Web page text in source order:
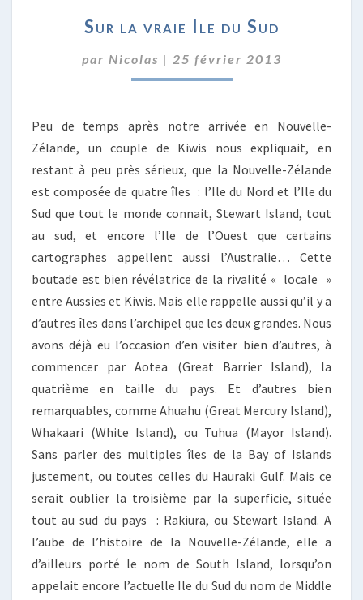
LA
ILE
DU
Sur la vraie Ile du Sud
par Nicolas | 25 février 2013
Peu de temps après notre arrivée en Nouvelle-
Zélande, un couple de Kiwis nous expliquait, en
restant à peu près sérieux, que la Nouvelle-Zélande
est composée de quatre îles : l’Ile du Nord et l’Ile du
Sud que tout le monde connait, Stewart Island, tout
au sud, et encore l’Ile de l’Ouest que certains
cartographes appellent aussi l’Australie… Cette
boutade est bien révélatrice de la rivalité « locale »
entre Aussies et Kiwis. Mais elle rappelle aussi qu’il y a
d’autres îles dans l’archipel que les deux grandes. Nous
avons déjà eu l’occasion d’en visiter bien d’autres, à
commencer par Aotea (Great Barrier Island), la
quatrième en taille du pays. Et d’autres bien
remarquables, comme Ahuahu (Great Mercury Island),
Whakaari (White Island), ou Tuhua (Mayor Island).
Sans parler des multiples îles de la Bay of Islands
justement, ou toutes celles du Hauraki Gulf. Mais ce
serait oublier la troisième par la superficie, située
tout au sud du pays : Rakiura, ou Stewart Island. A
l’aube de l’histoire de la Nouvelle-Zélande, elle a
d’ailleurs porté le nom de South Island, lorsqu’on
appelait encore l’actuelle Ile du Sud du nom de Middle